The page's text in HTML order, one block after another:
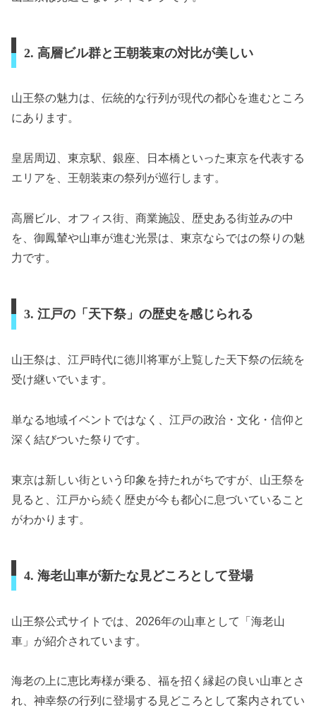
2. 高層ビル群と王朝装束の対比が美しい
山王祭の魅力は、伝統的な行列が現代の都心を進むところ
にあります。
皇居周辺、東京駅、銀座、日本橋といった東京を代表する
エリアを、王朝装束の祭列が巡行します。
高層ビル、オフィス街、商業施設、歴史ある街並みの中
を、御鳳輦や山車が進む光景は、東京ならではの祭りの魅
力です。
3. 江戸の「天下祭」の歴史を感じられる
山王祭は、江戸時代に徳川将軍が上覧した天下祭の伝統を
受け継いでいます。
単なる地域イベントではなく、江戸の政治・文化・信仰と
深く結びついた祭りです。
東京は新しい街という印象を持たれがちですが、山王祭を
見ると、江戸から続く歴史が今も都心に息づいていること
がわかります。
4. 海老山車が新たな見どころとして登場
山王祭公式サイトでは、2026年の山車として「海老山
車」が紹介されています。
海老の上に恵比寿様が乗る、福を招く縁起の良い山車とさ
れ、神幸祭の行列に登場する見どころとして案内されてい